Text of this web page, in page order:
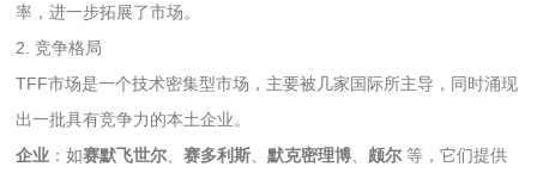
率，进一步拓展了市场。
2. 竞争格局
TFF市场是一个技术密集型市场，主要被几家国际所主导，同时涌现
出一批具有竞争力的本土企业。
企业 ：如赛默飞世尔 、赛多利斯 、默克密理博 颇尔 等，它们提供